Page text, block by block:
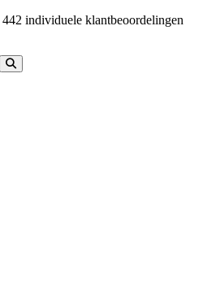
442 individuele klantbeoordelingen